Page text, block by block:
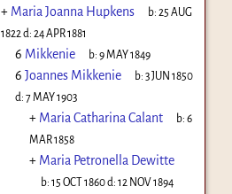
+ Maria Joanna Hupkens b:25 AUG
1822 d: 24 APR 1881
6 Mikkenie b:9 MAY 1849
6 Joannes Mikkenie b:3 JUN 1850
d: 7 MAY 1903
+ Maria Catharina Calant b:6
MAR 1858
+ Maria Petronella Dewitte
b:15 OCT 1860d:12 NOV 1894